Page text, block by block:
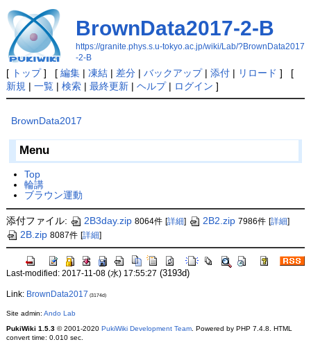
BrownData2017-2-B
https://granite.phys.s.u-tokyo.ac.jp/wiki/Lab/?BrownData2017
-2-B
[ トップ] [ 編集| 凍結| 差分| バックアップ| 添付| リロード ] [
新規 | 一覧| 検索| 最終更新| ヘルプ| ログイン ]
BrownData2017
Menu
Top
輪講
ブラウン運動
添付ファイル: 2B3day.zip 8064件 [詳細] 2B2.zip 7986件 [詳細]
2B.zip 8087件 [詳細]
Last-modified: 2017-11-08 (水) 17:55:27 (3193d)
Link: BrownData2017 (3174d)
Site admin: Ando Lab
PukiWiki 1.5.3© 2001-2020 PukiWiki Development Team. Powered by PHP 7.4.8. HTML
convert time: 0.010 sec.